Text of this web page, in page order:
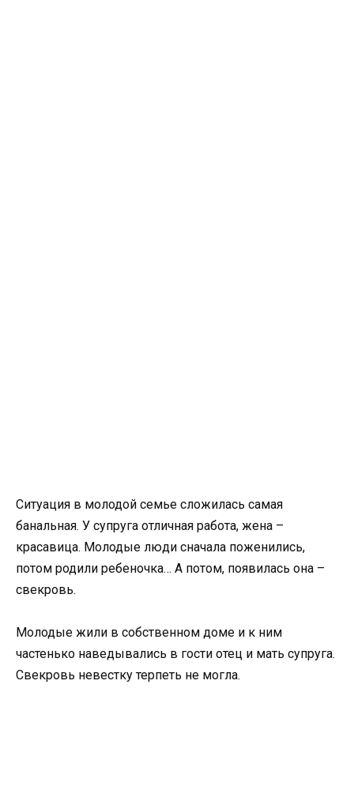
Ситуация в молодой семье сложилась самая
банальная. У супруга отличная работа, жена –
красавица. Молодые люди сначала поженились,
потом родили ребеночка… А потом, появилась она –
свекровь.
Молодые жили в собственном доме и к ним
частенько наведывались в гости отец и мать супруга.
Свекровь невестку терпеть не могла.